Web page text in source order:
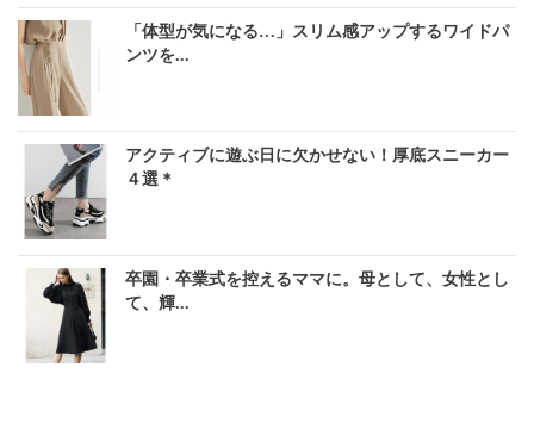
「体型が気になる…」スリム感アップするワイドパ
ンツを...
アクティブに遊ぶ日に欠かせない！厚底スニーカー
４選＊
卒園・卒業式を控えるママに。母として、女性とし
て、輝...